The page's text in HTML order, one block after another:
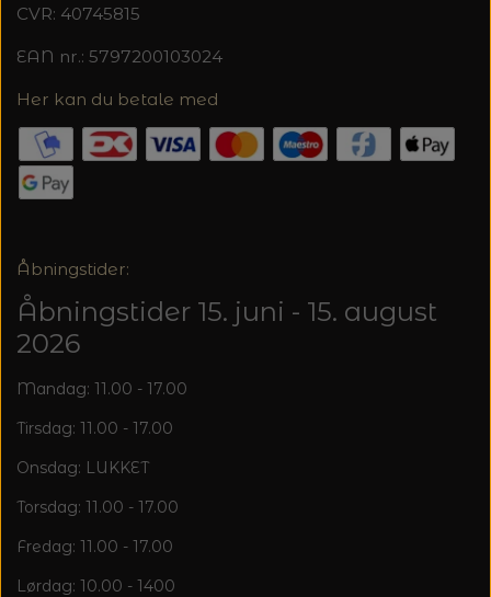
CVR: 40745815
EAN nr.: 5797200103024
Her kan du betale med
Åbningstider:
Åbningstider 15. juni - 15. august
2026
Mandag: 11.00 - 17.00
Tirsdag: 11.00 - 17.00
Onsdag: LUKKET
Torsdag: 11.00 - 17.00
Fredag: 11.00 - 17.00
Lørdag: 10.00 - 1400